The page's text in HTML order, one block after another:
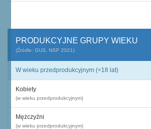
PRODUKCYJNE GRUPY WIEKU
(Źródło: GUS, NSP 2021)
W wieku przedprodukcyjnym (<18 lat)
Kobiety
(w wieku przedprodukcyjnym)
Mężczyźni
(w wieku przedprodukcyjnym)